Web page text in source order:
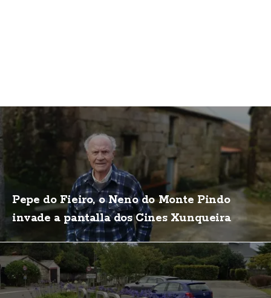
Pepe do Fieiro, o Neno do Monte Pindo
invade a pantalla dos Cines Xunqueira